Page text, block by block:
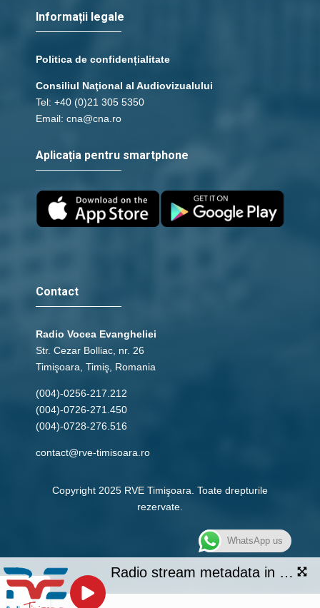
Informații legale
Politica de confidențialitate
Consiliul Naţional al Audiovizualului
Tel: +40 (0)21 305 5350
Email: cna@cna.ro
Aplicația pentru smartphone
Contact
Radio Vocea Evangheliei
Str. Cezar Bolliac, nr. 26
Timişoara, Timiş, Romania
(004)-0256-217.212
(004)-0726-271.450
(004)-0728-276.516
contact@rve-timisoara.ro
Copyright 2025 RVE Timişoara. Toate drepturile
rezervate.
Radio stream metadata in not available.
WhatsApp us